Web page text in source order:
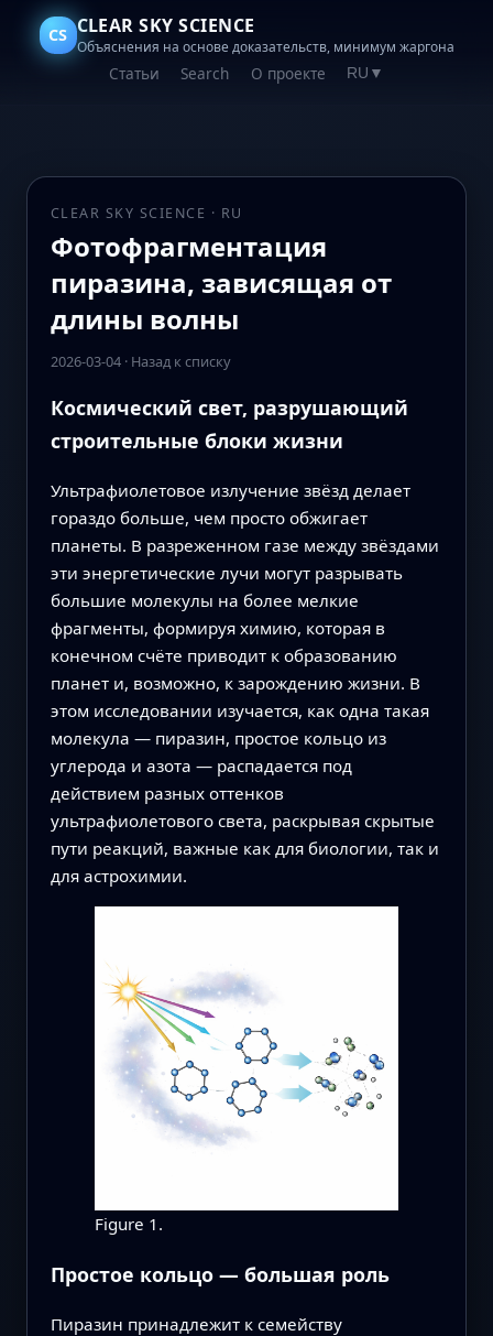
CS CLEAR SKY SCIENCE
Объяснения на основе доказательств, минимум жаргона
Статьи Search О проекте RU ▼
CLEAR SKY SCIENCE · RU
Фотофрагментация
пиразина, зависящая от
длины волны
2026-03-04· Назад к списку
Космический свет, разрушающий
строительные блоки жизни
Ультрафиолетовое излучение звёзд делает
гораздо больше, чем просто обжигает
планеты. В разреженном газе между звёздами
эти энергетические лучи могут разрывать
большие молекулы на более мелкие
фрагменты, формируя химию, которая в
конечном счёте приводит к образованию
планет и, возможно, к зарождению жизни. В
этом исследовании изучается, как одна такая
молекула — пиразин, простое кольцо из
углерода и азота — распадается под
действием разных оттенков
ультрафиолетового света, раскрывая скрытые
пути реакций, важные как для биологии, так и
для астрохимии.
Figure 1.
Простое кольцо — большая роль
Пиразин принадлежит к семейству